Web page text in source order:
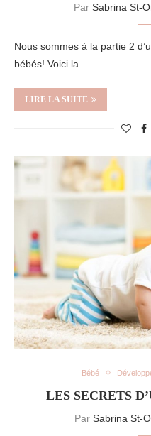
Par Sabrina St-
Nous sommes à la partie 2
bébés! Voici la…
LIRE LA SUITE
Bébé
LES SECRETS
Par Sabrina St-